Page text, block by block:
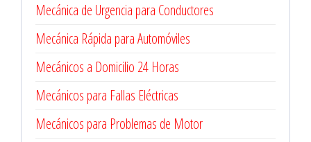
Mecánica de Urgencia para Conductores
Mecánica Rápida para Automóviles
Mecánicos a Domicilio 24 Horas
Mecánicos para Fallas Eléctricas
Mecánicos para Problemas de Motor